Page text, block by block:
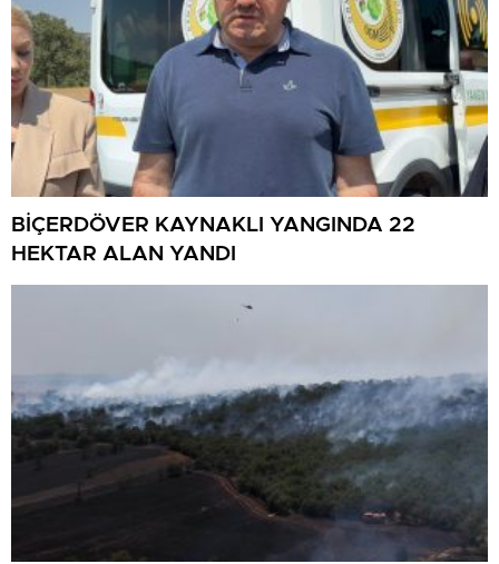
BİÇERDÖVER KAYNAKLI YANGINDA 22
HEKTAR ALAN YANDI